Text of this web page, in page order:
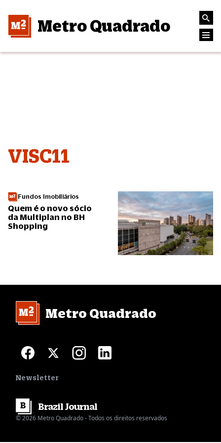
Metro Quadrado
VISC11
Fundos Imobiliários
Quem é o novo sócio
da Multiplan no BH
Shopping
Metro Quadrado
Newsletter
© 2026 Metro Quadrado - Todos os direitos reservados
BrazilJournal